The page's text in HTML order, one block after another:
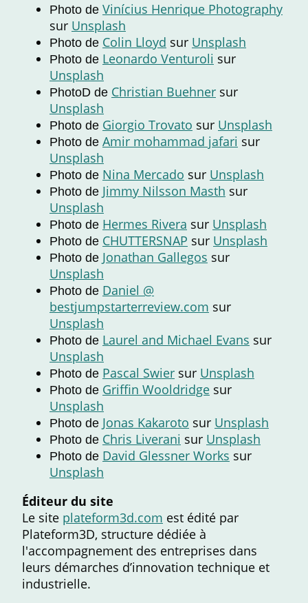
Photo de Vinícius Henrique Photography
sur Unsplash
Photo de Colin Lloyd sur Unsplash
Photo de Leonardo Venturoli sur
Unsplash
PhotoD de Christian Buehner sur
Unsplash
Photo de Giorgio Trovato sur Unsplash
Photo de Amir mohammad jafari sur
Unsplash
Photo de Nina Mercado sur Unsplash
Photo de Jimmy Nilsson Masth sur
Unsplash
Photo de Hermes Rivera sur Unsplash
Photo de CHUTTERSNAP sur Unsplash
Photo de Jonathan Gallegos sur
Unsplash
Photo de Daniel @
bestjumpstarterreview.com sur
Unsplash
Photo de Laurel and Michael Evans sur
Unsplash
Photo de Pascal Swier sur Unsplash
Photo de Griffin Wooldridge sur
Unsplash
Photo de Jonas Kakaroto sur Unsplash
Photo de Chris Liverani sur Unsplash
Photo de David Glessner Works sur
Unsplash
Éditeur du site
Le site plateform3d.com est édité par
Plateform3D, structure dédiée à
l'accompagnement des entreprises dans
leurs démarches d’innovation technique et
industrielle.